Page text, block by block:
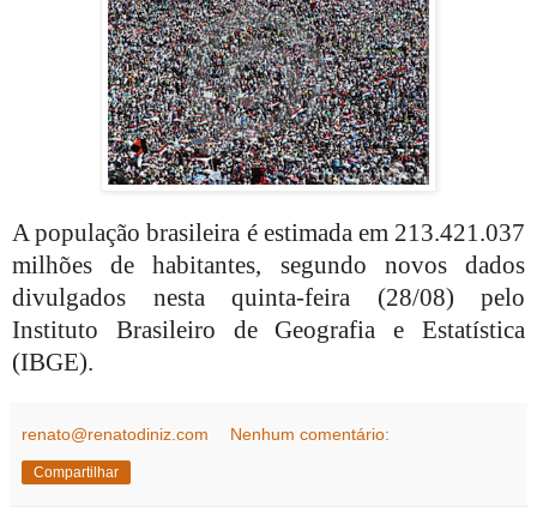
A população brasileira é estimada em 213.421.037
milhões de habitantes, segundo novos dados
divulgados nesta quinta-feira (28/08) pelo
Instituto Brasileiro de Geografia e Estatística
(IBGE).
renato@renatodiniz.com Nenhum comentário:
Compartilhar